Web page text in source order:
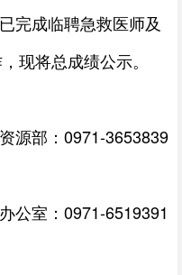
完成临聘急救医师及
现将总成绩公示。
源部：0971-3653839
公室：0971-6519391